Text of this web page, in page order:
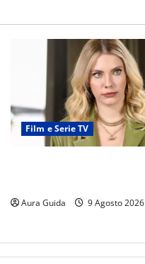
Film e Serie TV
Aura Guida 9 Agosto 2026